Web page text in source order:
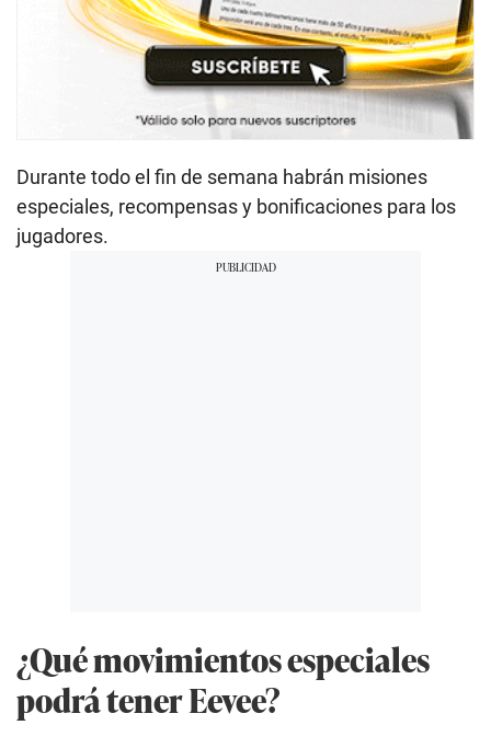
Durante todo el fin de semana habrán misiones
especiales, recompensas y bonificaciones para los
jugadores.
¿Qué movimientos especiales
podrá tener Eevee?